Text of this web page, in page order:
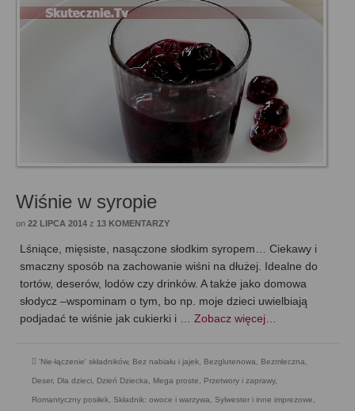
Wiśnie w syropie
on 22 LIPCA 2014 z 13 KOMENTARZY
Lśniące, mięsiste, nasączone słodkim syropem… Ciekawy i
smaczny sposób na zachowanie wiśni na dłużej. Idealne do
tortów, deserów, lodów czy drinków. A także jako domowa
słodycz –wspominam o tym, bo np. moje dzieci uwielbiają
podjadać te wiśnie jak cukierki i … Zobacz więcej…
'Nie-łączenie' składników, Bez nabiału i jajek Bezglutenowa Bezmleczna
Deser, Dla dzieci Dzień Dziecka Mega proste Przetwory i zaprawy,
Romantyczny posiłek Składnik: owoce i warzywa Sylwester i inne imprezowe